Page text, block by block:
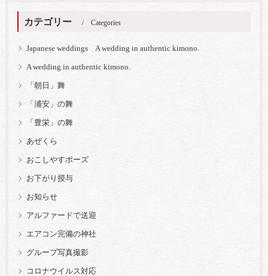
カテゴリー Categories
Japanese weddings A wedding in authentic kimono.
A wedding in authentic kimono.
「朝日」舞
「浦安」の舞
「豊栄」の舞
あぜくら
おこしやすポーズ
お下がり授与
お知らせ
アルファードで送迎
エアコン完備の神社
グループ写真撮影
コロナウイルス対応